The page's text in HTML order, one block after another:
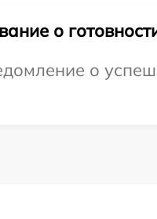
о
о